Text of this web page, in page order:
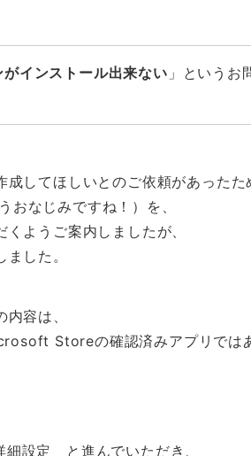
インストール出来ない 」というお
してほしいとのご依頼があったた
なじみですね！）を、
ようご案内しましたが、
した。
容は、
Storeの確認済みアプリでは
設定 と進んでいただき、